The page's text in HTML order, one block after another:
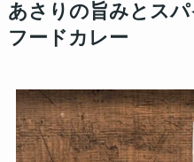
あさりの旨みとス
フードカレー